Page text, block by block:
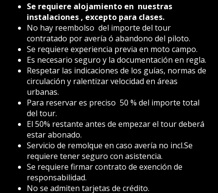
Se requiere alojamiento en nuestras
instalaciones , excepto para clases.
No hay reembolso del importe del tour
contratado por avería ó abandono del piloto.
Se requiere experiencia previa en moto campo.
Es necesario seguro y la documentación en regla.
Respetar las indicaciones de los guías, normas de
circulación y ralentizar velocidad en áreas
urbanas.
Para reservar es preciso 50 % del importe total
del tour.
El 50% restante antes de empezar el tour deberá
estar abonado.
Servicio de remolque en caso avería no incl.Se
requiere tener seguro con asistencia.
Se requiere firmar contrato de exención de
responsabilidad.
No se admiten tarjetas de crédito.